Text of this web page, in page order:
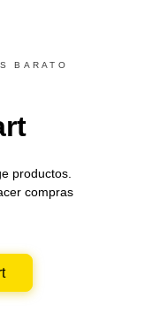
BARATO
productos.
compras